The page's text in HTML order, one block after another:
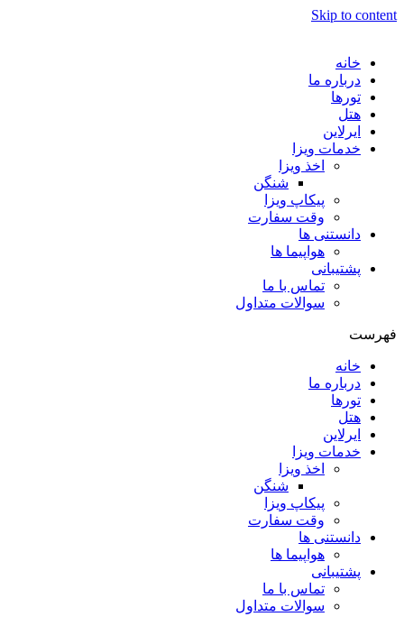
Skip to content
خانه
درباره ما
تورها
هتل
ایرلاین
خدمات ویزا
اخذ ویزا
شنگن
پیکاپ ویزا
وقت سفارت
دانستنی ها
هواپیما ها
پشتیبانی
تماس با ما
سوالات متداول
فهرست
خانه
درباره ما
تورها
هتل
ایرلاین
خدمات ویزا
اخذ ویزا
شنگن
پیکاپ ویزا
وقت سفارت
دانستنی ها
هواپیما ها
پشتیبانی
تماس با ما
سوالات متداول